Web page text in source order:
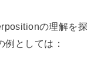
の理解を探
例としては：